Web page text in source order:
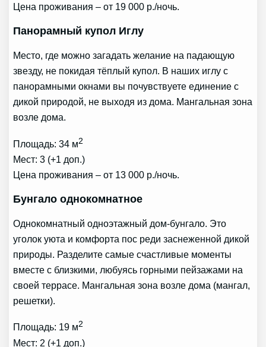
Цена проживания – от 19 000 р./ночь.
Панорамный купол Иглу
Место, где можно загадать желание на падающую
звезду, не покидая тёплый купол. В наших иглу с
панорамными окнами вы почувствуете единение с
дикой природой, не выходя из дома. Мангальная зона
возле дома.
Площадь: 34 м2
Мест: 3 (+1 доп.)
Цена проживания – от 13 000 р./ночь.
Бунгало однокомнатное
Однокомнатный одноэтажный дом-бунгало. Это
уголок уюта и комфорта пос реди заснеженной дикой
природы. Разделите самые счастливые моменты
вместе с близкими, любуясь горными пейзажами на
своей террасе. Мангальная зона возле дома (мангал,
решетки).
Площадь: 19 м2
Мест: 2 (+1 доп.)